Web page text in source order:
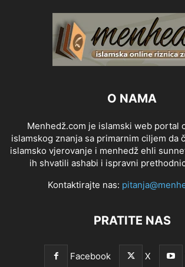
O NAMA
Menhedž.com je islamski web portal
islamskog znanja sa primarnim ciljem da
islamsko vjerovanje i menhedž ehli
ih shvatili ashabi i ispravni
Kontaktirajte nas:
PRATITE NAS
Facebook X